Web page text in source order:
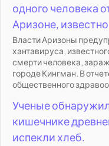
одного человека
Аризоне,
Власти Аризоны
хантавируса,
смерти человека,
городе Кингман. В
общественного
Ученые
кишечнике
испекли хлеб.